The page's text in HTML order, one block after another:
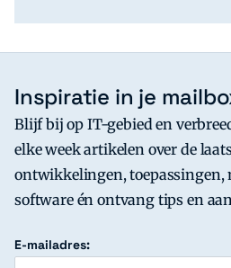
Inspiratie in je
Blijf bij op IT-gebied en
elke week artikelen over de
ontwikkelingen, toepassingen,
software én ontvang tips en
E-mailadres: